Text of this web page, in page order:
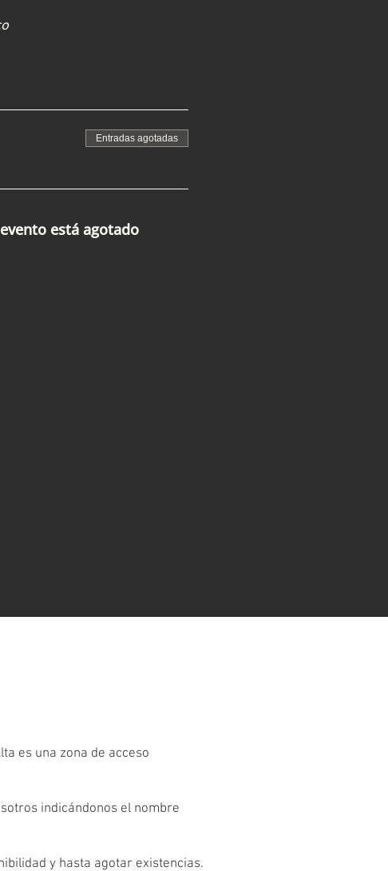
Entradas agotadas
está agotado
es una zona de acceso
indicándonos el nombre
y hasta agotar existencias.